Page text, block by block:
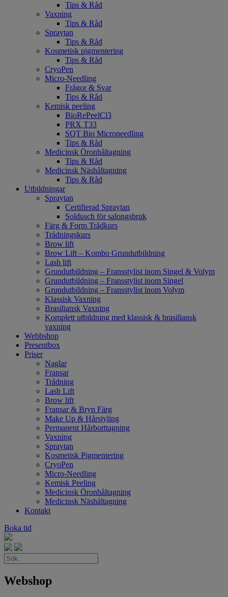
Tips & Råd
Vaxning
Tips & Råd
Spraytan
Tips & Råd
Kosmetisk pigmentering
Tips & Råd
CryoPen
Micro-Needling
Frågor & Svar
Tips & Råd
Kemisk peeling
BioRePeelCl3
PRX T33
SQT Bio Microneedling
Tips & Råd
Medicinsk Öronhåltagning
Tips & Råd
Medicinsk Näshåltagning
Tips & Råd
Utbildningar
Spraytan
Certifierad Spraytan
Soldusch för salongsbruk
Färg & Form Trådkurs
Trådningskurs
Brow lift
Brow Lift – Kombo Grundutbildning
Lash lift
Grundutbildning – Fransstylist inom Singel & Volym
Grundutbildning – Fransstylist inom Singel
Grundutbildning – Fransstylist inom Volym
Klassisk Vaxning
Brasiliansk Vaxning
Komplett utbildning med klassisk & brasiliansk
vaxning
Webbshop
Presentbox
Priser
Naglar
Fransar
Trådning
Lash Lift
Brow lift
Fransar & Bryn Färg
Make Up & Hårstyling
Permanent Hårborttagning
Vaxning
Spraytan
Kosmetisk Pigmentering
CryoPen
Micro-Needling
Kemisk Peeling
Medicinsk Öronhåltagning
Medicinsk Näshåltagning
Kontakt
Boka tid
Webshop